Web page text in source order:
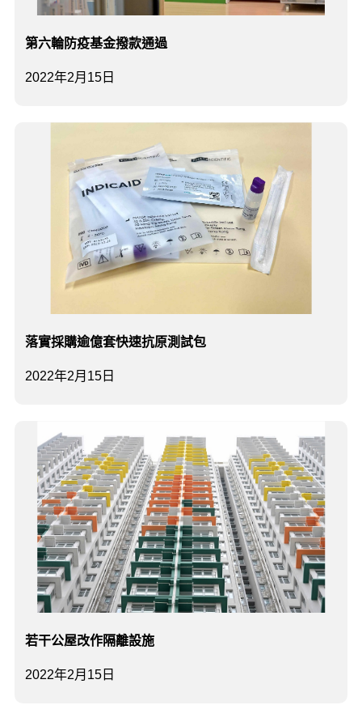
2022年2月15日
第六輪防疫基金撥款通過
2022年2月15日
落實採購逾億套快速抗原測試包
2022年2月15日
若干公屋改作隔離設施